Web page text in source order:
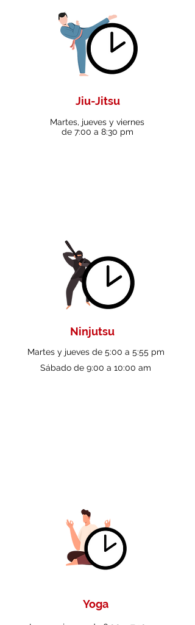
Ninjutsu
Martes y jueves de 5:00 a 5:55 pm
Sábado de 9:00 a 10:00 am
Yoga
Martes, jueves y viernes
de 7:00 a 8:30 pm
Jiu-Jitsu